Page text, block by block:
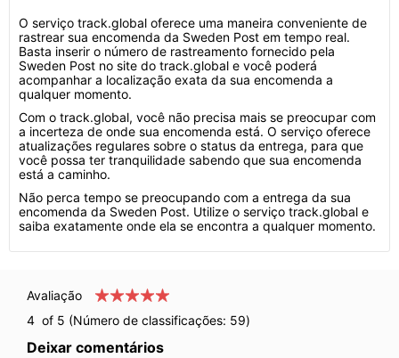
O serviço track.global oferece uma maneira conveniente de
rastrear sua encomenda da Sweden Post em tempo real.
Basta inserir o número de rastreamento fornecido pela
Sweden Post no site do track.global e você poderá
acompanhar a localização exata da sua encomenda a
qualquer momento.
Com o track.global, você não precisa mais se preocupar com
a incerteza de onde sua encomenda está. O serviço oferece
atualizações regulares sobre o status da entrega, para que
você possa ter tranquilidade sabendo que sua encomenda
está a caminho.
Não perca tempo se preocupando com a entrega da sua
encomenda da Sweden Post. Utilize o serviço track.global e
saiba exatamente onde ela se encontra a qualquer momento.
Avaliação
4 of 5 (Número de classificações: 59)
Deixar comentários